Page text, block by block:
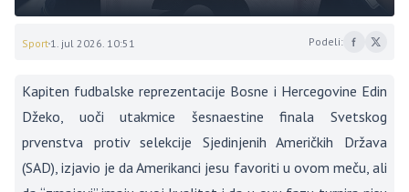
Sport 1. jul 2026. 10:51 Podeli:
Kapiten fudbalske reprezentacije Bosne i Hercegovine Edin
Džeko, uoči utakmice šesnaestine finala Svetskog
prvenstva protiv selekcije Sjedinjenih Američkih Država
(SAD), izjavio je da Amerikanci jesu favoriti u ovom meču, ali